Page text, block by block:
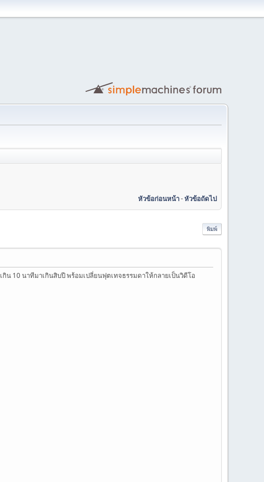
หัวข้อก่อนหน้า-หัวข้อถัดไป
พิมพ์
น 10 นาทีมาเกินสิบปี พร้อมเปลี่ยนฟุตเทจธรรมดาให้กลายเป็นวิดีโอ